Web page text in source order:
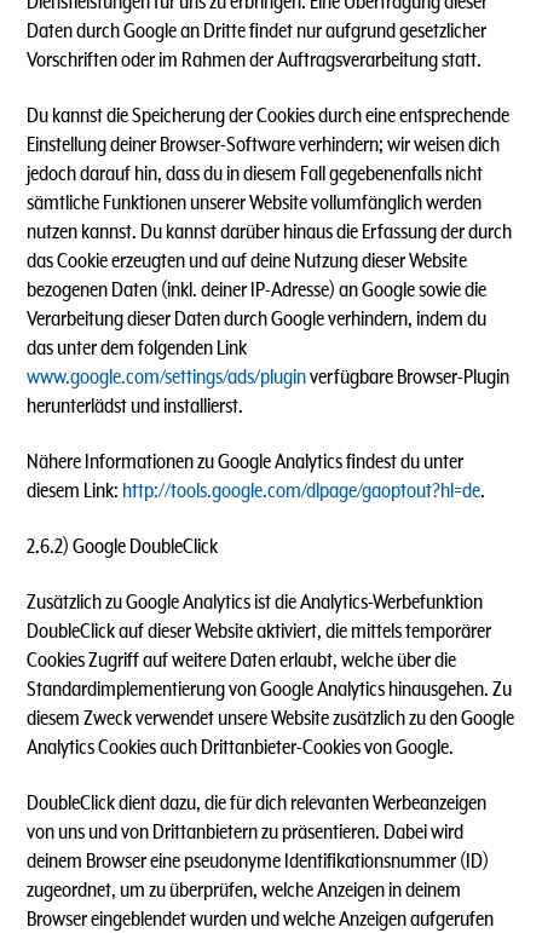
Daten durch Google an Dritte findet nur aufgrund gesetzlicher
Vorschriften oder im Rahmen der Auftragsverarbeitung statt.
Du kannst die Speicherung der Cookies durch eine entsprechende
Einstellung deiner Browser-Software verhindern; wir weisen dich
jedoch darauf hin, dass du in diesem Fall gegebenenfalls nicht
sämtliche Funktionen unserer Website vollumfänglich werden
nutzen kannst. Du kannst darüber hinaus die Erfassung der durch
das Cookie erzeugten und auf deine Nutzung dieser Website
bezogenen Daten (inkl. deiner IP-Adresse) an Google sowie die
Verarbeitung dieser Daten durch Google verhindern, indem du
das unter dem folgenden Link
www.google.com/settings/ads/pluginverfügbare Browser-Plugin
herunterlädst und installierst.
Nähere Informationen zu Google Analytics findest du unter
diesem Link: http://tools.google.com/dlpage/gaoptout?hl=de.
2.6.2) Google DoubleClick
Zusätzlich zu Google Analytics ist die Analytics-Werbefunktion
DoubleClick auf dieser Website aktiviert, die mittels temporärer
Cookies Zugriff auf weitere Daten erlaubt, welche über die
Standardimplementierung von Google Analytics hinausgehen. Zu
diesem Zweck verwendet unsere Website zusätzlich zu den Google
Analytics Cookies auch Drittanbieter-Cookies von Google.
DoubleClick dient dazu, die für dich relevanten Werbeanzeigen
von uns und von Drittanbietern zu präsentieren. Dabei wird
deinem Browser eine pseudonyme Identifikationsnummer (ID)
zugeordnet, um zu überprüfen, welche Anzeigen in deinem
Browser eingeblendet wurden und welche Anzeigen aufgerufen